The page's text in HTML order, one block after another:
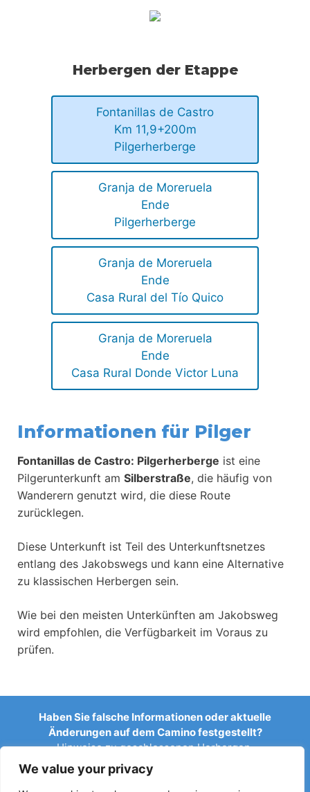
We value your privacy
Herbergen der Etappe
Fontanillas de Castro
Km 11,9+200m
Pilgerherberge
Granja de Moreruela
Ende
Pilgerherberge
Granja de Moreruela
Ende
Casa Rural del Tío Quico
Granja de Moreruela
Ende
Casa Rural Donde Victor Luna
Informationen für Pilger
Fontanillas de Castro: Pilgerherberge ist eine
Pilgerunterkunft am Silberstraße, die häufig von
Wanderern genutzt wird, die diese Route
zurücklegen.
Diese Unterkunft ist Teil des Unterkunftsnetzes
entlang des Jakobswegs und kann eine Alternative
zu klassischen Herbergen sein.
Wie bei den meisten Unterkünften am Jakobsweg
wird empfohlen, die Verfügbarkeit im Voraus zu
prüfen.
Haben Sie falsche Informationen oder aktuelle
Änderungen auf dem Camino festgestellt?
Hinweise zu geschlossenen Herbergen,
Überschwemmungen, Umleitungen, Bauarbeiten oder
anderen Änderungen helfen, den Reiseführer aktuell zu